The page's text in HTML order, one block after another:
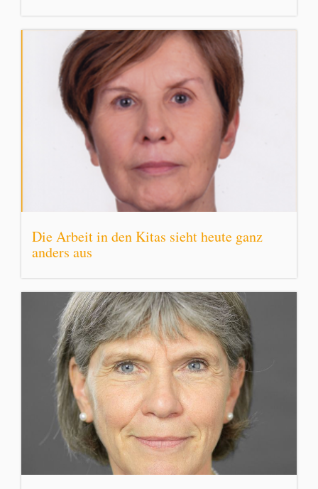
Die Arbeit in den Kitas sieht heute ganz
anders aus